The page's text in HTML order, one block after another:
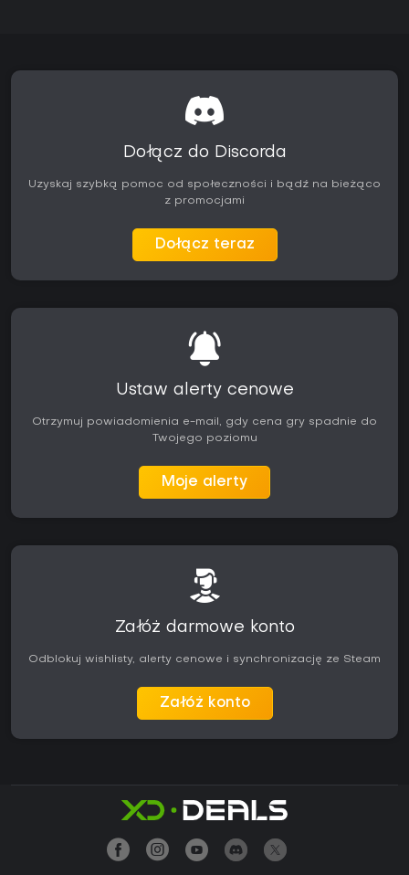
Dołącz do Discorda
Uzyskaj szybką pomoc od społeczności i bądź na bieżąco
z promocjami
Dołącz teraz
Ustaw alerty cenowe
Otrzymuj powiadomienia e-mail, gdy cena gry spadnie do
Twojego poziomu
Moje alerty
Załóż darmowe konto
Odblokuj wishlisty, alerty cenowe i synchronizację ze Steam
Załóż konto